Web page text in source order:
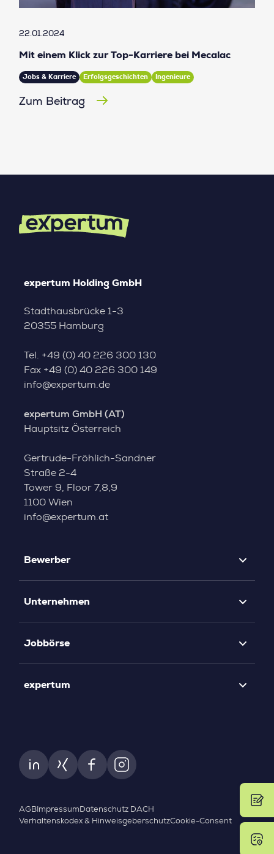
22.01.2024
Mit einem Klick zur Top-Karriere bei Mecalac
Jobs & Karriere Erfolgsgeschichten Ingenieure
Zum Beitrag
expertum Holding GmbH
Stadthausbrücke 1-3
20355 Hamburg
Tel. +49 (0) 40 226 300 130
Fax +49 (0) 40 226 300 149
info@expertum.de
expertum GmbH (AT)
Hauptsitz Österreich
Gertrude-Fröhlich-Sandner
Straße 2-4
Tower 9, Floor 7,8,9
1100 Wien
info@expertum.at
Bewerber
Unternehmen
Jobbörse
expertum
AGB Impressum Datenschutz DACH
Verhaltenskodex & HinweisgeberschutzCookie-Consent